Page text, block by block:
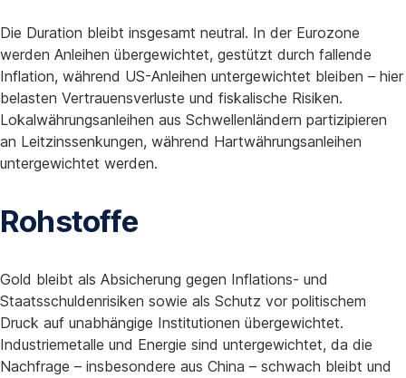
Die Duration bleibt insgesamt neutral. In der Eurozone
werden Anleihen übergewichtet, gestützt durch fallende
Inflation, während US-Anleihen untergewichtet bleiben – hier
belasten Vertrauensverluste und fiskalische Risiken.
Lokalwährungsanleihen aus Schwellenländern partizipieren
an Leitzinssenkungen, während Hartwährungsanleihen
untergewichtet werden.
Rohstoffe
Gold bleibt als Absicherung gegen Inflations- und
Staatsschuldenrisiken sowie als Schutz vor politischem
Druck auf unabhängige Institutionen übergewichtet.
Industriemetalle und Energie sind untergewichtet, da die
Nachfrage – insbesondere aus China – schwach bleibt und